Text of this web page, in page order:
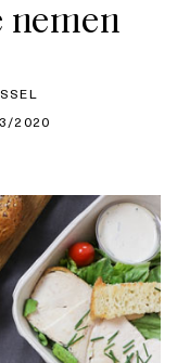
nemen
2020